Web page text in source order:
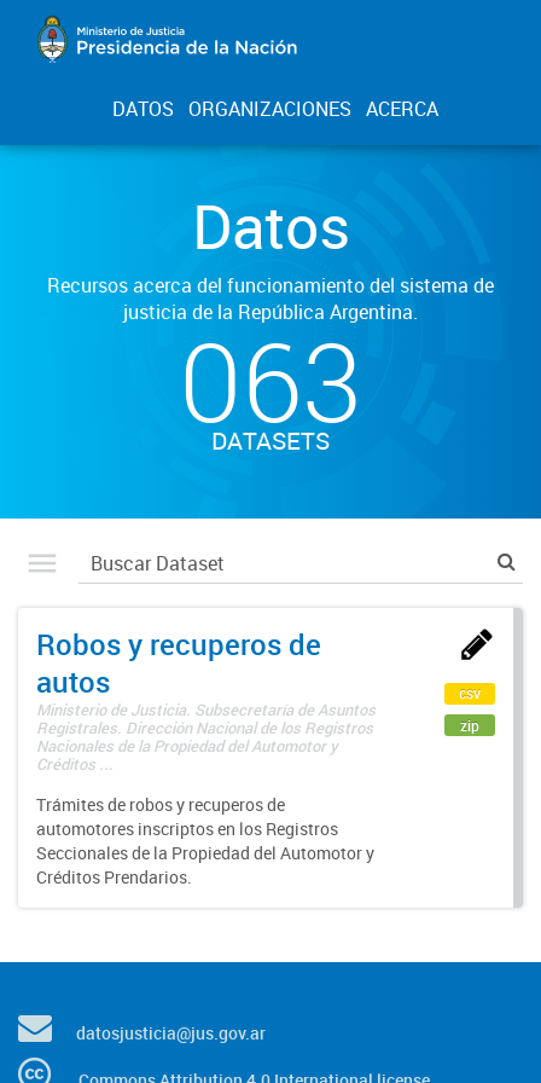
DATOS ORGANIZACIONES ACERCA
Datos
Recursos acerca del funcionamiento del sistema de
justicia de la República Argentina.
063
DATASETS
Robos y recuperos de
autos
Ministerio de Justicia. Subsecretaría de Asuntos
Registrales. Dirección Nacional de los Registros
Nacionales de la Propiedad del Automotor y
Créditos ...
Trámites de robos y recuperos de
automotores inscriptos en los Registros
Seccionales de la Propiedad del Automotor y
Créditos Prendarios.
csv
zip
datosjusticia@jus.gov.ar